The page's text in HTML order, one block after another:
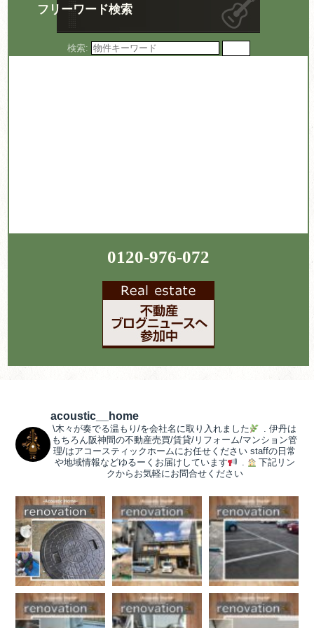
フリーワード検索
検索:
0120-976-072
acoustic__home
\木々が奏でる温もり/を会社名に取り入れました . 伊丹は
もちろん阪神間の不動産売買/賃貸/リフォーム/マンション管
理/はアコースティックホームにお任せください staffの日常
や地域情報などゆるーくお届けしています
.
下記リン
クからお気軽にお問合せください